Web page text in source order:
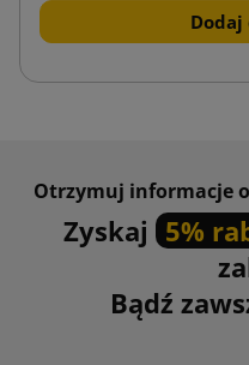
Dodaj
Otrzymuj informacje
Zyskaj 5%
Bądź